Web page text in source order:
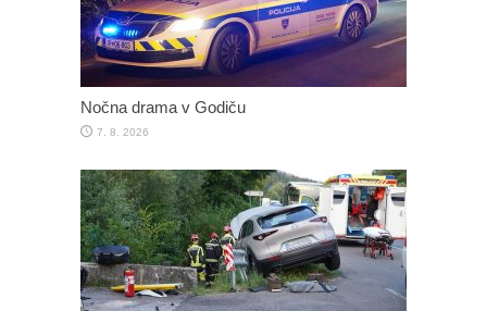
Nočna drama v Godiču
7. 8. 2026